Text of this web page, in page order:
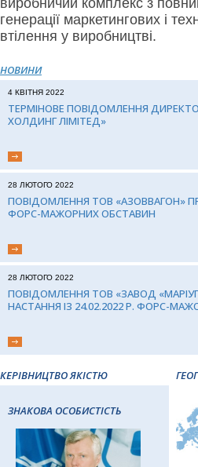
виробничий комплекс з
генерації маркетингових і
втілення у виробництві.
НОВИНИ
4 КВІТНЯ 2022
ТЕРМІНОВЕ ПОВІДОМЛЕННЯ
ХОЛДИНГ ЛІМІТЕД»
28 ЛЮТОГО 2022
ПОВІДОМЛЕННЯ ТОВ «АЗОВВАГОН»
ФОРС-МАЖОРНИХ ОБСТАВИН
28 ЛЮТОГО 2022
ПОВІДОМЛЕННЯ ТОВ «ЗАВОД
НАСТАННЯ ІЗ 24.02.2022 Р. ФОРС-
КЕРІВНИЦТВО ЯКІСТЮ
ЗНАКОВА ОСОБИСТІСТЬ